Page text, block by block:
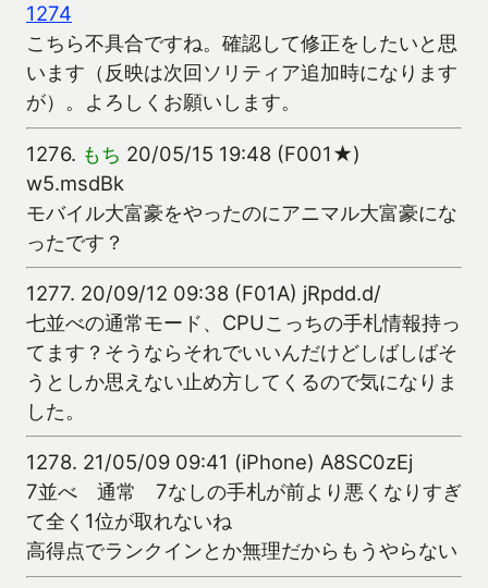
1274
こちら不具合ですね。確認して修正をしたいと思
います（反映は次回ソリティア追加時になります
が）。よろしくお願いします。
1276. もち 20/05/15 19:48 (F001★)
w5.msdBk
モバイル大富豪をやったのにアニマル大富豪にな
ったです？
1277. 20/09/12 09:38 (F01A) jRpdd.d/
七並べの通常モード、CPUこっちの手札情報持っ
てます？そうならそれでいいんだけどしばしばそ
うとしか思えない止め方してくるので気になりま
した。
1278. 21/05/09 09:41 (iPhone) A8SC0zEj
7並べ 通常 7なしの手札が前より悪くなりすぎ
て全く1位が取れないね
高得点でランクインとか無理だからもうやらない